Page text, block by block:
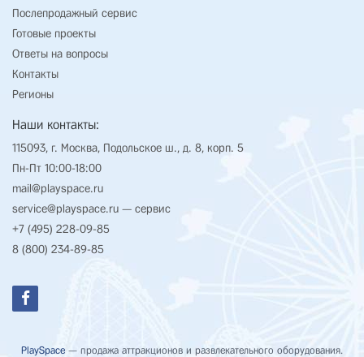
Послепродажный сервис
Готовые проекты
Ответы на вопросы
Контакты
Регионы
Наши контакты:
115093, г. Москва, Подольское ш., д. 8, корп. 5
Пн-Пт 10:00-18:00
mail@playspace.ru
service@playspace.ru — сервис
+7 (495) 228-09-85
8 (800) 234-89-85
PlaySpace — продажа аттракционов и развлекательного оборудования.